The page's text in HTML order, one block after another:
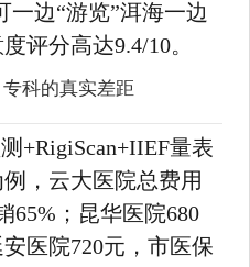
一边“游览”洱海一边
评分高达9.4/10。
科的真实差距
+RigiScan+IIEF量表
，云大医院总费用
65%；昆华医院680
医院720元，市医保